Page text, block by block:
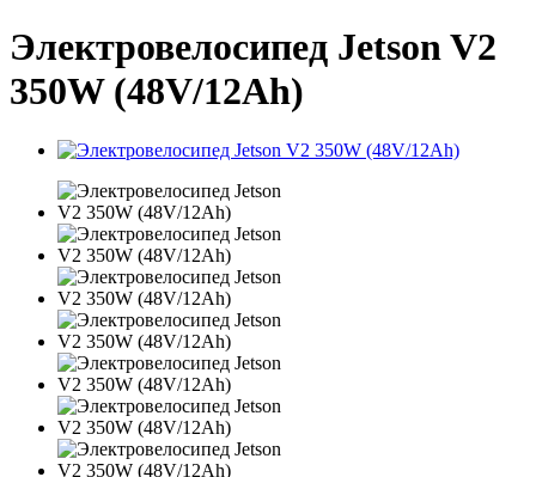
Электровелосипед Jetson V2
350W (48V/12Ah)